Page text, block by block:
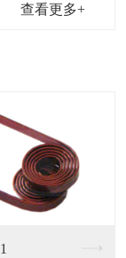
查看更多+